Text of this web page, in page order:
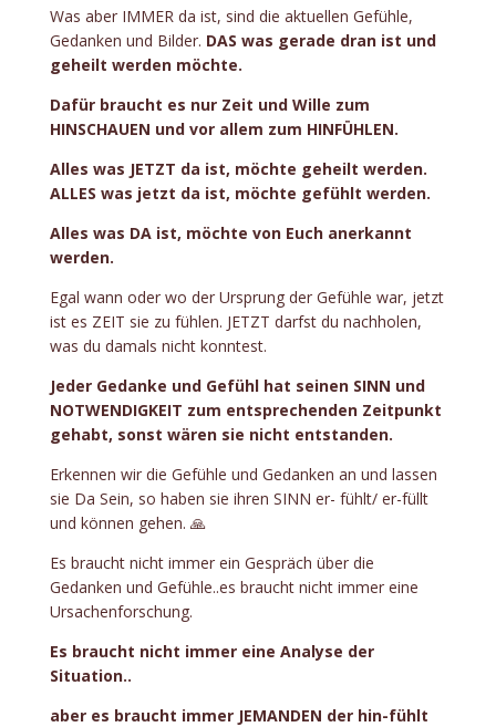
Was aber IMMER da ist, sind die aktuellen Gefühle,
Gedanken und Bilder. DAS was gerade dran ist und
geheilt werden möchte.
Dafür braucht es nur Zeit und Wille zum
HINSCHAUEN und vor allem zum HINFÜHLEN.
Alles was JETZT da ist, möchte geheilt werden.
ALLES was jetzt da ist, möchte gefühlt werden.
Alles was DA ist, möchte von Euch anerkannt
werden.
Egal wann oder wo der Ursprung der Gefühle war, jetzt
ist es ZEIT sie zu fühlen. JETZT darfst du nachholen,
was du damals nicht konntest.
Jeder Gedanke und Gefühl hat seinen SINN und
NOTWENDIGKEIT zum entsprechenden Zeitpunkt
gehabt, sonst wären sie nicht entstanden.
Erkennen wir die Gefühle und Gedanken an und lassen
sie Da Sein, so haben sie ihren SINN er- fühlt/ er-füllt
und können gehen. 🙏
Es braucht nicht immer ein Gespräch über die
Gedanken und Gefühle..es braucht nicht immer eine
Ursachenforschung.
Es braucht nicht immer eine Analyse der
Situation..
aber es braucht immer JEMANDEN der hin-fühlt